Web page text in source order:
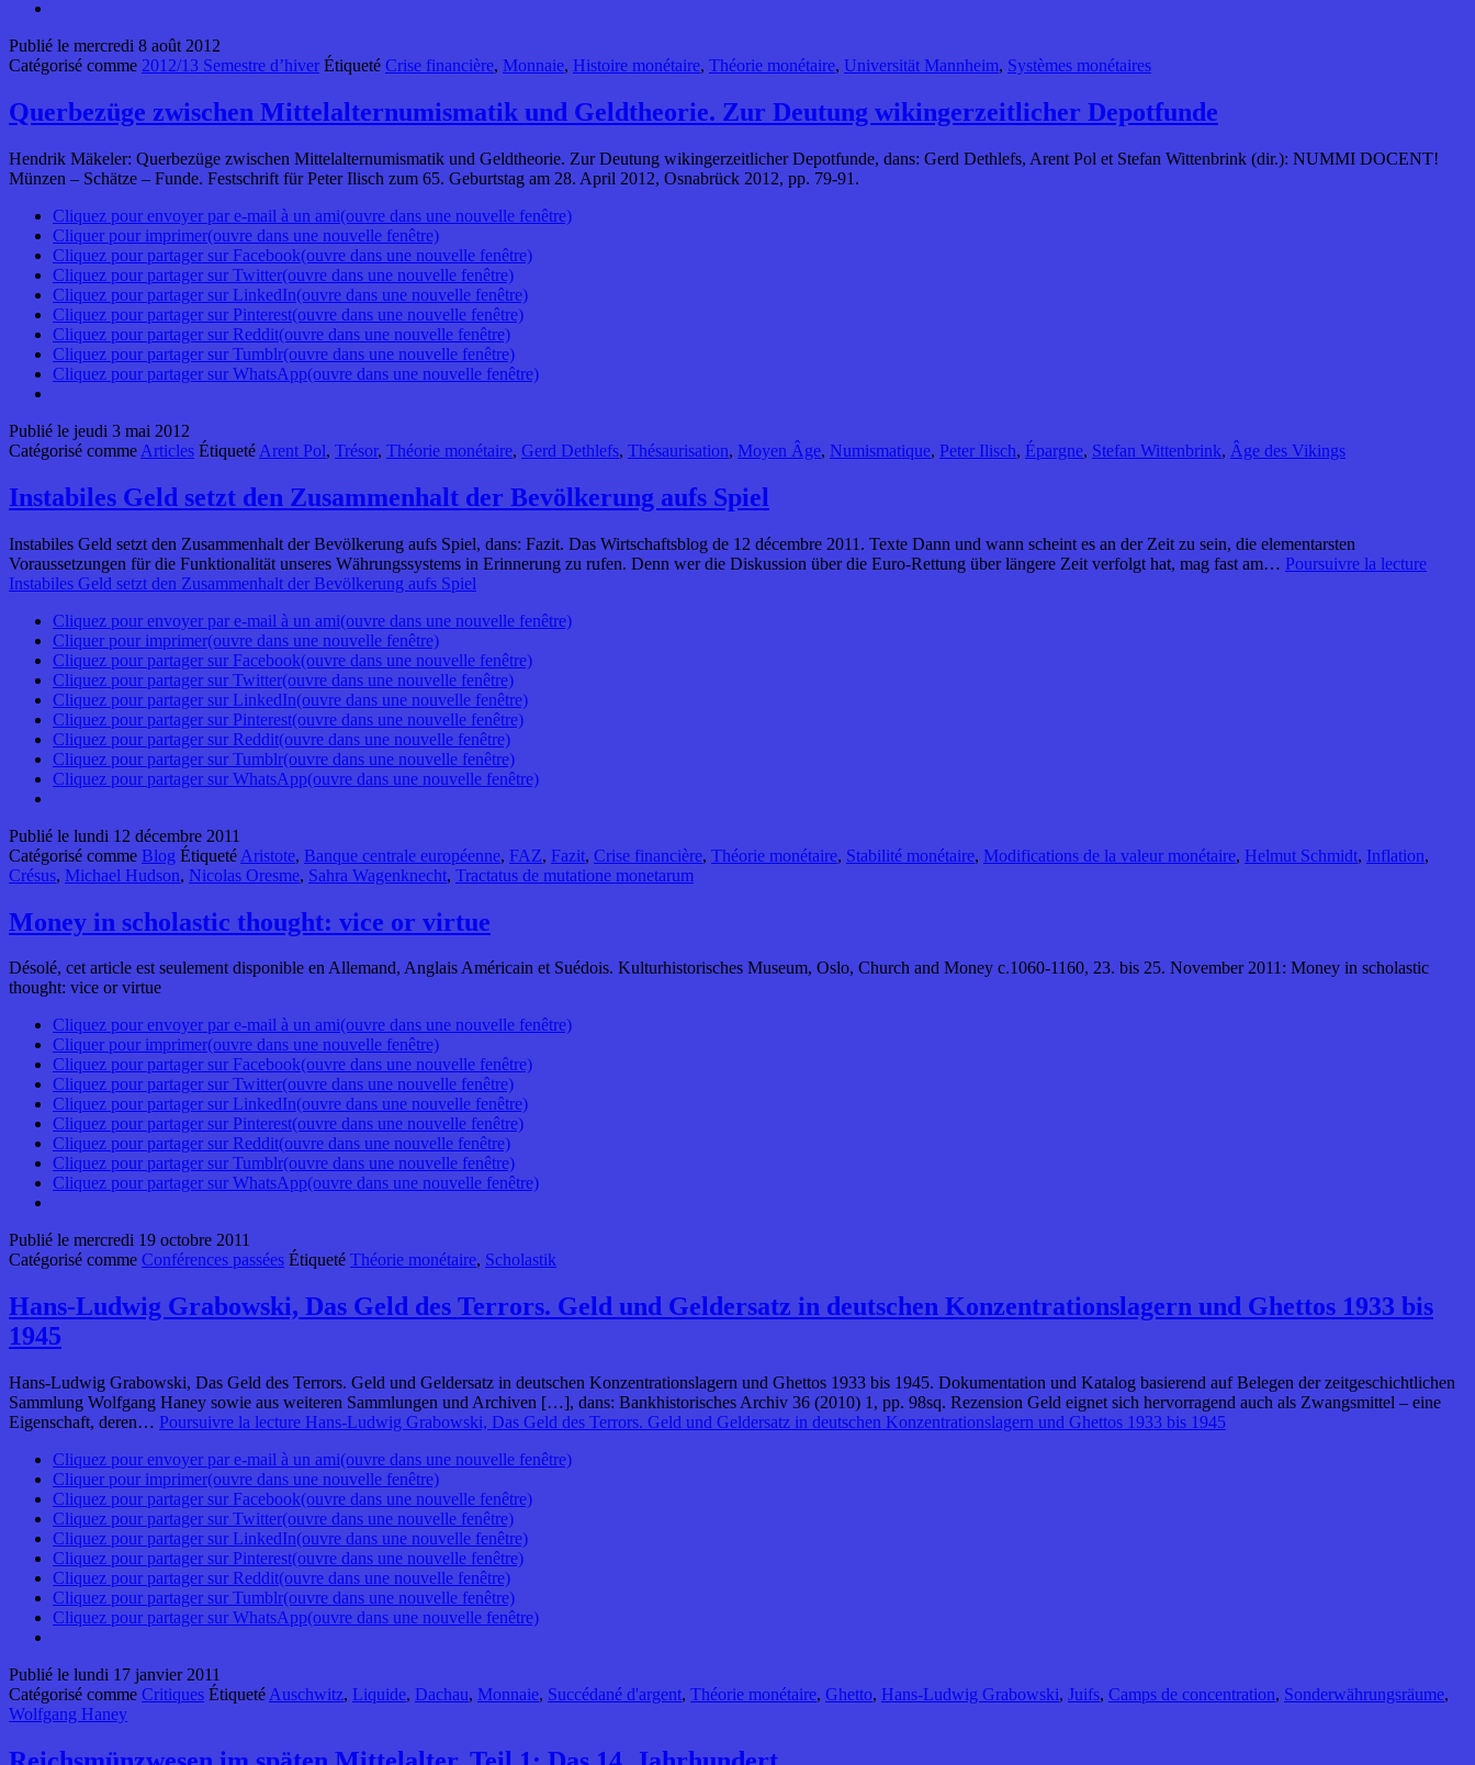
Publié le mercredi 8 août 2012
Catégorisé comme 2012/13 Semestre d’hiver Étiqueté Crise financière, Monnaie, Histoire monétaire, Théorie monétaire, Universität Mannheim, Systèmes monétaires
Querbezüge zwischen Mittelalternumismatik und Geldtheorie. Zur Deutung wikingerzeitlicher Depotfunde
Hendrik Mäkeler: Querbezüge zwischen Mittelalternumismatik und Geldtheorie. Zur Deutung wikingerzeitlicher Depotfunde, dans: Gerd Dethlefs, Arent Pol et Stefan Wittenbrink (dir.): NUMMI DOCENT!
Münzen – Schätze – Funde. Festschrift für Peter Ilisch zum 65. Geburtstag am 28. April 2012, Osnabrück 2012, pp. 79-91.
Cliquez pour envoyer par e-mail à un ami(ouvre dans une nouvelle fenêtre)
Cliquer pour imprimer(ouvre dans une nouvelle fenêtre)
Cliquez pour partager sur Facebook(ouvre dans une nouvelle fenêtre)
Cliquez pour partager sur Twitter(ouvre dans une nouvelle fenêtre)
Cliquez pour partager sur LinkedIn(ouvre dans une nouvelle fenêtre)
Cliquez pour partager sur Pinterest(ouvre dans une nouvelle fenêtre)
Cliquez pour partager sur Reddit(ouvre dans une nouvelle fenêtre)
Cliquez pour partager sur Tumblr(ouvre dans une nouvelle fenêtre)
Cliquez pour partager sur WhatsApp(ouvre dans une nouvelle fenêtre)
Publié le jeudi 3 mai 2012
Catégorisé comme Articles Étiqueté Arent Pol, Trésor, Théorie monétaire, Gerd Dethlefs, Thésaurisation, Moyen Âge, Numismatique, Peter Ilisch, Épargne, Stefan Wittenbrink, Âge des Vikings
Instabiles Geld setzt den Zusammenhalt der Bevölkerung aufs Spiel
Instabiles Geld setzt den Zusammenhalt der Bevölkerung aufs Spiel, dans: Fazit. Das Wirtschaftsblog de 12 décembre 2011. Texte Dann und wann scheint es an der Zeit zu sein, die elementarsten
Voraussetzungen für die Funktionalität unseres Währungssystems in Erinnerung zu rufen. Denn wer die Diskussion über die Euro-Rettung über längere Zeit verfolgt hat, mag fast am… Poursuivre la lecture
Instabiles Geld setzt den Zusammenhalt der Bevölkerung aufs Spiel
Cliquez pour envoyer par e-mail à un ami(ouvre dans une nouvelle fenêtre)
Cliquer pour imprimer(ouvre dans une nouvelle fenêtre)
Cliquez pour partager sur Facebook(ouvre dans une nouvelle fenêtre)
Cliquez pour partager sur Twitter(ouvre dans une nouvelle fenêtre)
Cliquez pour partager sur LinkedIn(ouvre dans une nouvelle fenêtre)
Cliquez pour partager sur Pinterest(ouvre dans une nouvelle fenêtre)
Cliquez pour partager sur Reddit(ouvre dans une nouvelle fenêtre)
Cliquez pour partager sur Tumblr(ouvre dans une nouvelle fenêtre)
Cliquez pour partager sur WhatsApp(ouvre dans une nouvelle fenêtre)
Publié le lundi 12 décembre 2011
Catégorisé comme Blog Étiqueté Aristote, Banque centrale européenne, FAZ, Fazit, Crise financière, Théorie monétaire, Stabilité monétaire, Modifications de la valeur monétaire, Helmut Schmidt, Inflation,
Crésus, Michael Hudson, Nicolas Oresme, Sahra Wagenknecht, Tractatus de mutatione monetarum
Money in scholastic thought: vice or virtue
Désolé, cet article est seulement disponible en Allemand, Anglais Américain et Suédois. Kulturhistorisches Museum, Oslo, Church and Money c.1060-1160, 23. bis 25. November 2011: Money in scholastic
thought: vice or virtue
Cliquez pour envoyer par e-mail à un ami(ouvre dans une nouvelle fenêtre)
Cliquer pour imprimer(ouvre dans une nouvelle fenêtre)
Cliquez pour partager sur Facebook(ouvre dans une nouvelle fenêtre)
Cliquez pour partager sur Twitter(ouvre dans une nouvelle fenêtre)
Cliquez pour partager sur LinkedIn(ouvre dans une nouvelle fenêtre)
Cliquez pour partager sur Pinterest(ouvre dans une nouvelle fenêtre)
Cliquez pour partager sur Reddit(ouvre dans une nouvelle fenêtre)
Cliquez pour partager sur Tumblr(ouvre dans une nouvelle fenêtre)
Cliquez pour partager sur WhatsApp(ouvre dans une nouvelle fenêtre)
Publié le mercredi 19 octobre 2011
Catégorisé comme Conférences passées Étiqueté Théorie monétaire, Scholastik
Hans-Ludwig Grabowski, Das Geld des Terrors. Geld und Geldersatz in deutschen Konzentrationslagern und Ghettos 1933 bis
1945
Hans-Ludwig Grabowski, Das Geld des Terrors. Geld und Geldersatz in deutschen Konzentrationslagern und Ghettos 1933 bis 1945. Dokumentation und Katalog basierend auf Belegen der zeitgeschichtlichen
Sammlung Wolfgang Haney sowie aus weiteren Sammlungen und Archiven […], dans: Bankhistorisches Archiv 36 (2010) 1, pp. 98sq. Rezension Geld eignet sich hervorragend auch als Zwangsmittel – eine
Eigenschaft, deren… Poursuivre la lecture Hans-Ludwig Grabowski, Das Geld des Terrors. Geld und Geldersatz in deutschen Konzentrationslagern und Ghettos 1933 bis 1945
Cliquez pour envoyer par e-mail à un ami(ouvre dans une nouvelle fenêtre)
Cliquer pour imprimer(ouvre dans une nouvelle fenêtre)
Cliquez pour partager sur Facebook(ouvre dans une nouvelle fenêtre)
Cliquez pour partager sur Twitter(ouvre dans une nouvelle fenêtre)
Cliquez pour partager sur LinkedIn(ouvre dans une nouvelle fenêtre)
Cliquez pour partager sur Pinterest(ouvre dans une nouvelle fenêtre)
Cliquez pour partager sur Reddit(ouvre dans une nouvelle fenêtre)
Cliquez pour partager sur Tumblr(ouvre dans une nouvelle fenêtre)
Cliquez pour partager sur WhatsApp(ouvre dans une nouvelle fenêtre)
Publié le lundi 17 janvier 2011
Catégorisé comme Critiques Étiqueté Auschwitz, Liquide, Dachau, Monnaie, Succédané d'argent, Théorie monétaire, Ghetto, Hans-Ludwig Grabowski, Juifs, Camps de concentration, Sonderwährungsräume,
Wolfgang Haney